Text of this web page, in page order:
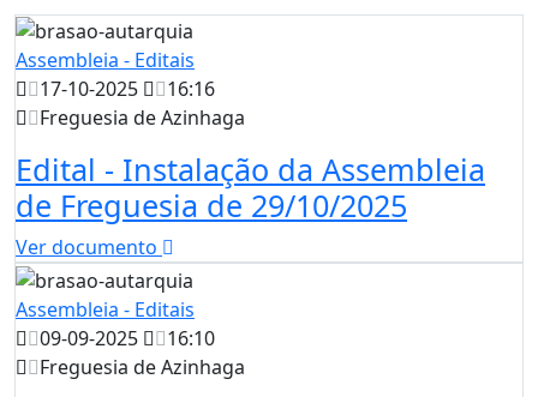
Assembleia - Editais
17-10-2025
16:16
Freguesia de Azinhaga
Edital - Instalação da Assembleia
de Freguesia de 29/10/2025
Ver documento
Assembleia - Editais
09-09-2025
16:10
Freguesia de Azinhaga